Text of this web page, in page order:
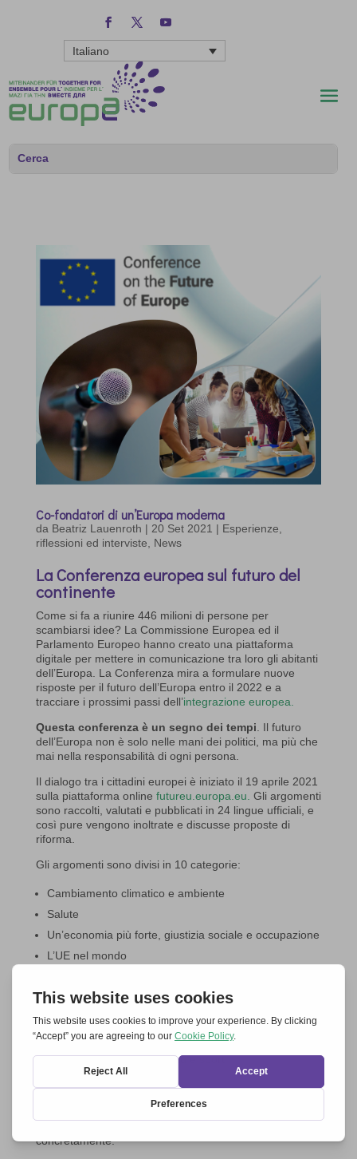
Italiano
Co-fondatori di un’Europa moderna
da Beatriz Lauenroth | 20 Set 2021 | Esperienze,
riflessioni ed interviste, News
La Conferenza europea sul futuro del
continente
Come si fa a riunire 446 milioni di persone per
scambiarsi idee? La Commissione Europea ed il
Parlamento Europeo hanno creato una piattaforma
digitale per mettere in comunicazione tra loro gli abitanti
dell’Europa. La Conferenza mira a formulare nuove
risposte per il futuro dell’Europa entro il 2022 e a
tracciare i prossimi passi dell’integrazione europea.
Questa conferenza è un segno dei tempi. Il futuro
dell’Europa non è solo nelle mani dei politici, ma più che
mai nella responsabilità di ogni persona.
Il dialogo tra i cittadini europei è iniziato il 19 aprile 2021
sulla piattaforma online futureu.europa.eu. Gli argomenti
sono raccolti, valutati e pubblicati in 24 lingue ufficiali, e
così pure vengono inoltrate e discusse proposte di
riforma.
Gli argomenti sono divisi in 10 categorie:
Cambiamento climatico e ambiente
Salute
Un’economia più forte, giustizia sociale e occupazione
L’UE nel mondo
Trasformazione digitale
Democrazia europea
Migrazione
Istruzione, cultura, gioventù e sport
La conferenza continuerà fino alla primavera del 2022,
concretamente.